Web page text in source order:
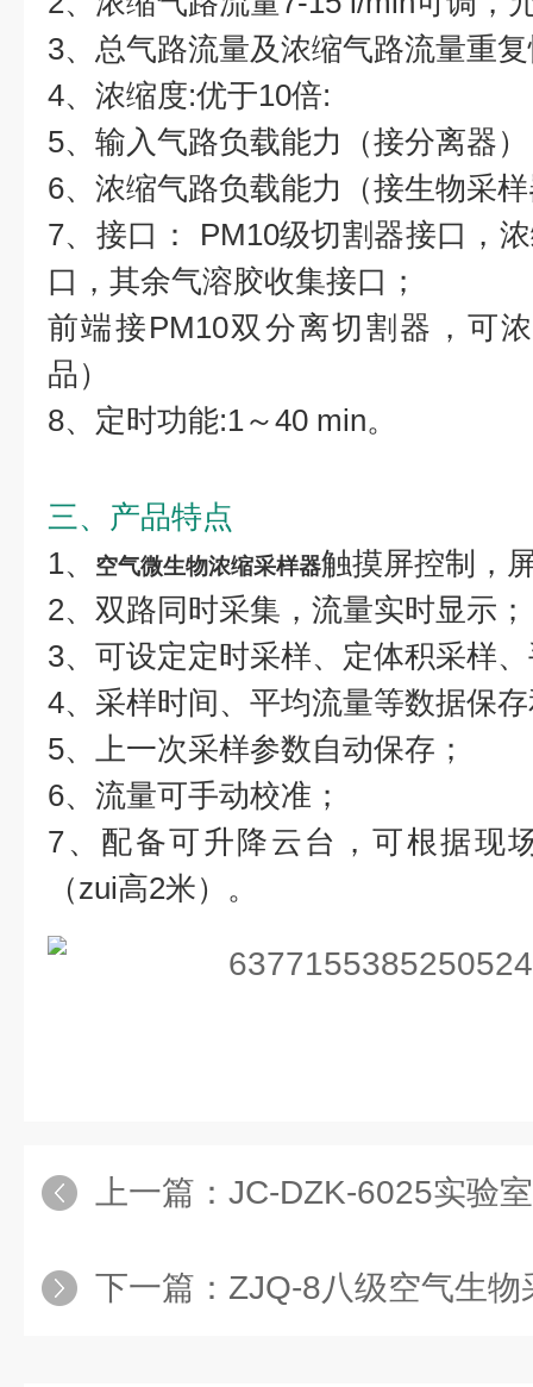
3、总气路流量及浓缩气路流量重
4、浓缩度:优于10倍:
5、输入气路负载能力（接分离器
6、浓缩气路负载能力（接生物采
7、接口： PM10级切割器接口，
口，其余气溶胶收集接口；
前端接PM10双分离切割器，可
品）
8、定时功能:1～40 min。
三、产品特点
1、
空气微生物浓缩采样器触摸屏控制，
2、双路同时采集，流量实时显示；
3、可设定定时采样、定体积采样
4、采样时间、平均流量等数据保
5、上一次采样参数自动保存；
6、流量可手动校准；
7、配备可升降云台，可根据现
（zui高2米）。
上一篇： JC-DZK-6025实验
下一篇： ZJQ-8八级空气生物